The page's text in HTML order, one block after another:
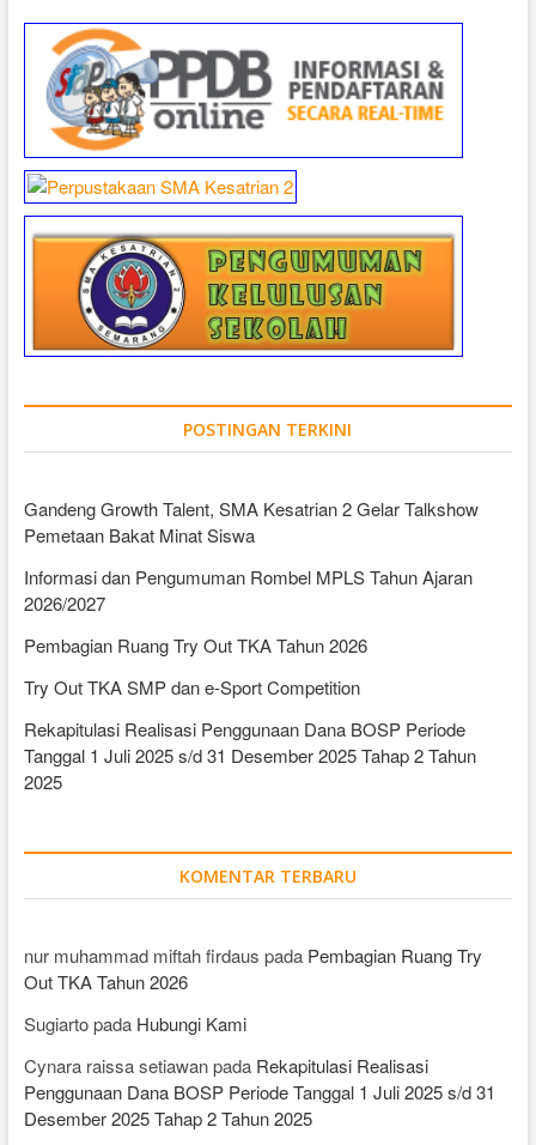
POSTINGAN TERKINI
Gandeng Growth Talent, SMA Kesatrian 2 Gelar Talkshow
Pemetaan Bakat Minat Siswa
Informasi dan Pengumuman Rombel MPLS Tahun Ajaran
2026/2027
Pembagian Ruang Try Out TKA Tahun 2026
Try Out TKA SMP dan e-Sport Competition
Rekapitulasi Realisasi Penggunaan Dana BOSP Periode
Tanggal 1 Juli 2025 s/d 31 Desember 2025 Tahap 2 Tahun
2025
KOMENTAR TERBARU
nur muhammad miftah firdaus pada Pembagian Ruang Try
Out TKA Tahun 2026
Sugiartopada Hubungi Kami
Cynara raissa setiawanpada Rekapitulasi Realisasi
Penggunaan Dana BOSP Periode Tanggal 1 Juli 2025 s/d 31
Desember 2025 Tahap 2 Tahun 2025